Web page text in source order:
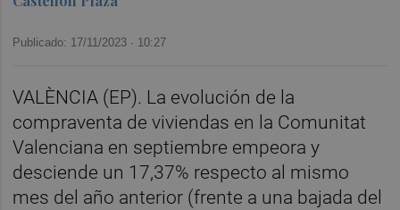
Publicado: 17/11/2023 · 10:27
VALÈNCIA (EP). La evolución de la
compraventa de viviendas en la Comunitat
Valenciana en septiembre empeora y
desciende un 17,37% respecto al mismo
mes del año anterior (frente a una bajada del